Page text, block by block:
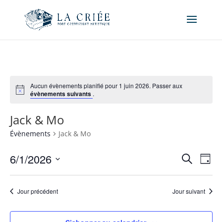
Aucun évènements planifié pour 1 juin 2026. Passer aux
évènements suivants .
Jack & Mo
Évènements Jack & Mo
et
de
vues
Recherche
de
Jour
6/1/2026
date.Jour précédent Jour suivant